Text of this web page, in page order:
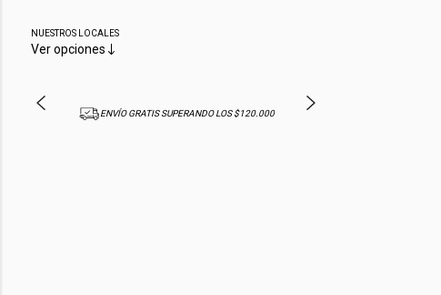
NUESTROS LOCALES
Ver opciones
ENVÍO GRATIS SUPERANDO LOS $120.000